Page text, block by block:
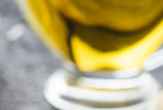
SOSY’LE!